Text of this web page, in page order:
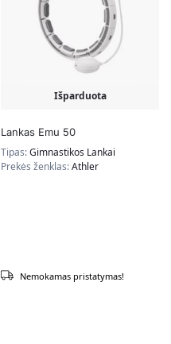
Išparduota
Lankas Emu 50
Tipas:Gimnastikos Lankai
Prekės ženklas:Athler
Nemokamas pristatymas!